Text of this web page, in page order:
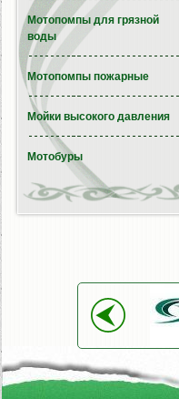
Мотопомпы для грязной
воды
Мотопомпы пожарные
Мойки высокого давления
Мотобуры